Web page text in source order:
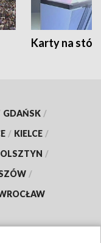
Karty na
GDAŃSK /
/ KIELCE /
OLSZTYN /
/